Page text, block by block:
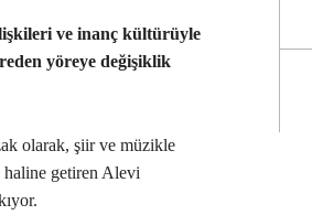
ve inanç kültürüyle
yöreye değişiklik
olarak, şiir ve müzikle
getiren Alevi